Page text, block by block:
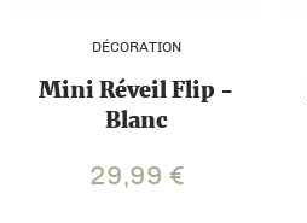
DÉCORATION
Mini Réveil Flip -
Blanc
29,99 €